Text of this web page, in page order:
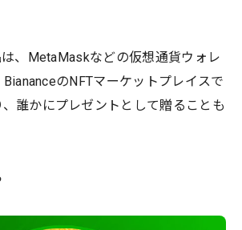
、MetaMaskなどの仮想通貨ウォレ
のNFTマーケットプレイスで
誰かにプレゼントとして贈ることも